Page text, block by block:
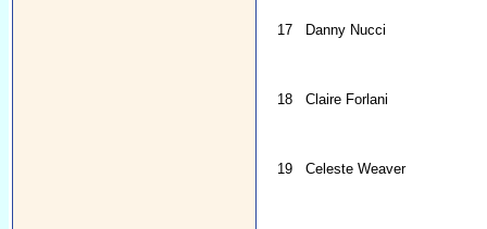
17 Danny Nucci
18 Claire Forlani
19 Celeste Weaver